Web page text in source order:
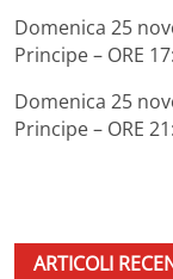
Domenica 25
Principe – ORE
Domenica 25
Principe – ORE
ARTICOLI